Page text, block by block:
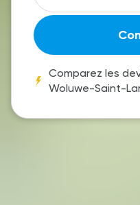
Comparez les
Woluwe-Saint-